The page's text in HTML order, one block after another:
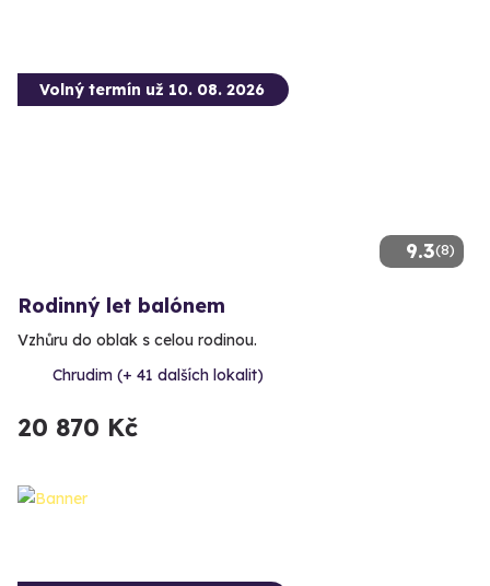
9.3(8)
Volný termín už 10. 08. 2026
Rodinný let balónem
Vzhůru do oblak s celou rodinou.
Chrudim (+ 41 dalších lokalit)
20 870 Kč